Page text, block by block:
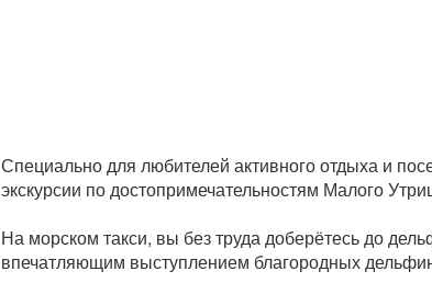
Специально для любителей активного отдыха и
экскурсии по достопримечательностям Малого
На морском такси, вы без труда доберётесь до
впечатляющим выступлением благородных